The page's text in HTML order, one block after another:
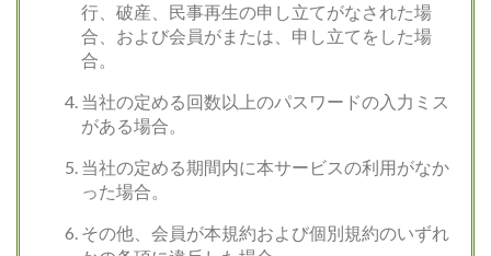
行、破産、民事再生の申し立てがなされた場
合、および会員がまたは、申し立てをした場
合。
当社の定める回数以上のパスワードの入力ミス
がある場合。
当社の定める期間内に本サービスの利用がなか
った場合。
その他、会員が本規約および個別規約のいずれ